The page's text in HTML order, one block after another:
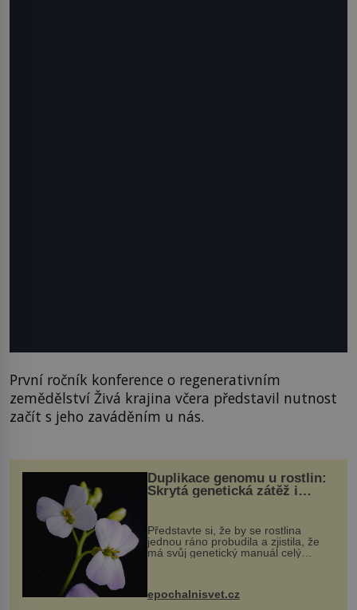
První ročník konference o regenerativním
zemědělství Živá krajina včera představil nutnost
začít s jeho zaváděním u nás.
Duplikace genomu u rostlin:
Skrytá genetická zátěž i
Představte si, že by se rostlina
jednou ráno probudila a zjistila, že
má svůj genetický manuál celý
vstupenka...
epochalnisvet.cz